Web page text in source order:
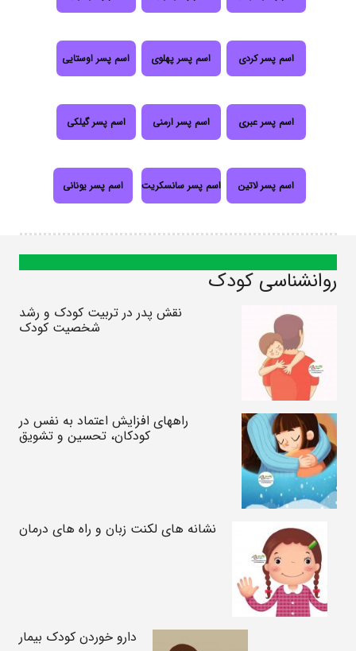
اسم پسر کردی اسم پسر پهلوی اسم پسر اوستایی
اسم پسر عبری اسم پسر ارمنی اسم پسر گیلکی
اسم پسر لاتین اسم پسر سانسکریت اسم پسر یونانی
روانشناسی کودک
نقش پدر در تربیت کودک و رشد
شخصیت کودک
راههای افزایش اعتماد به نفس در
کودکان، تحسین و تشویق
نشانه های لکنت زبان و راه های درمان
دارو خوردن کودک بیمار